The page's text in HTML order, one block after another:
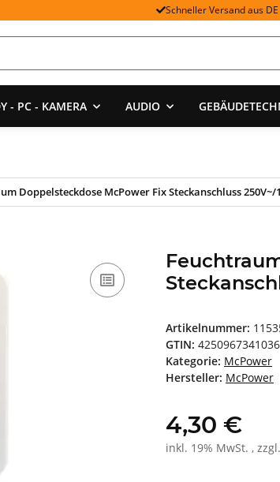
Schneller Versand aus DE
- PC - KAMERA AUDIO
Doppelsteckdose McPower Fix Steckanschluss 250V~/
Artikelnummer:
GTIN: 4250967341036
Kategorie: McPower
Hersteller: McPower
4,30 €
inkl. 19% MwSt. , zzgl.